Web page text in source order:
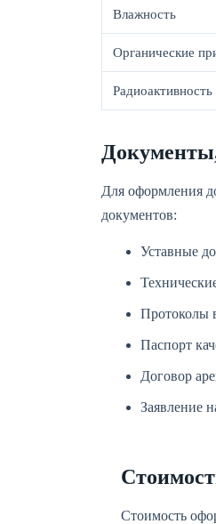
Влажность
Органические
Радиоактивность
Для оформления
документов:
Уставные
Протоколы
Паспорт
Договор
Заявление
Стоимость